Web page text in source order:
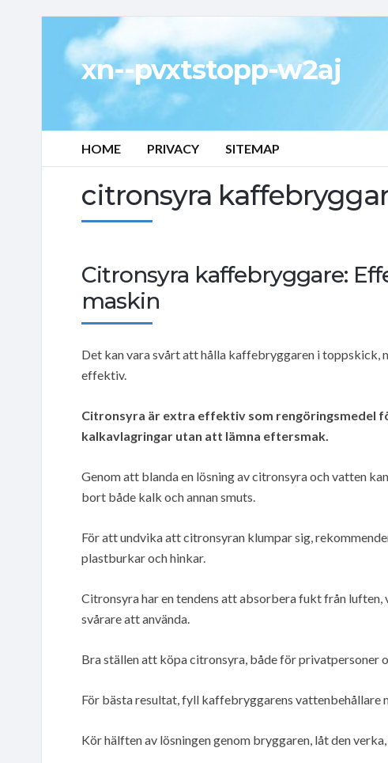
xn--pvxtstopp-w2aj
HOME PRIVACY SITEMAP
citronsyra
Citronsyra kaffebryggare:
maskin
Det kan vara svårt att hålla kaffebryggaren i toppskick,
effektiv.
Citronsyra är extra effektiv som
kalkavlagringar utan att lämna eftersmak.
Genom att blanda en lösning av citronsyra och vatten
bort både kalk och annan smuts.
För att undvika att citronsyran klumpar sig,
plastburkar och hinkar.
Citronsyra har en tendens att absorbera fukt från
svårare att använda.
Bra ställen att köpa citronsyra, både för privatpersoner
För bästa resultat, fyll kaffebryggarens vattenbehållare
Kör hälften av lösningen genom bryggaren, låt den